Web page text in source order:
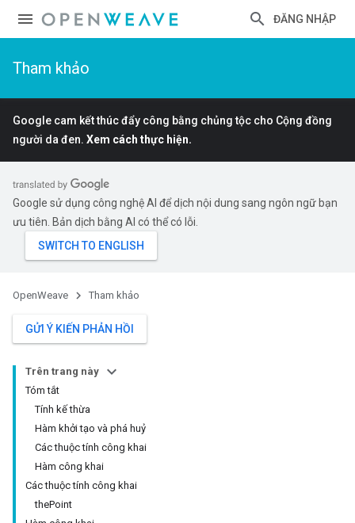
ĐĂNG NHẬP
Tham khảo
Google cam kết thúc đẩy công bằng chủng tộc cho Cộng đồng
người da đen. Xem cách thực hiện.
Google sử dụng công nghệ AI để dịch nội dung sang ngôn ngữ bạn
ưu tiên. Bản dịch bằng AI có thể có lỗi.
OpenWeave Tham khảo
GỬI Ý KIẾN PHẢN HỒI
Trên trang này
Tóm tắt
Tính kế thừa
Hàm khởi tạo và phá huỷ
Các thuộc tính công khai
Hàm công khai
Các thuộc tính công khai
thePoint